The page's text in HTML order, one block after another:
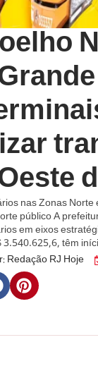
nas Zonas
público A
em eixos
3.540.625,6, têm
Redação RJ Hoje